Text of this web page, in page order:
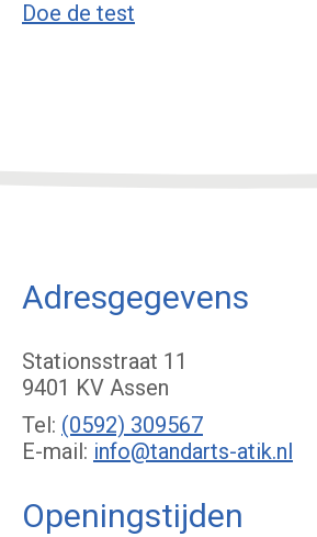
Doe de test
Adresgegevens
Stationsstraat 11
9401 KV Assen
Tel: (0592) 309567
E-mail: info@tandarts-atik.nl
Openingstijden